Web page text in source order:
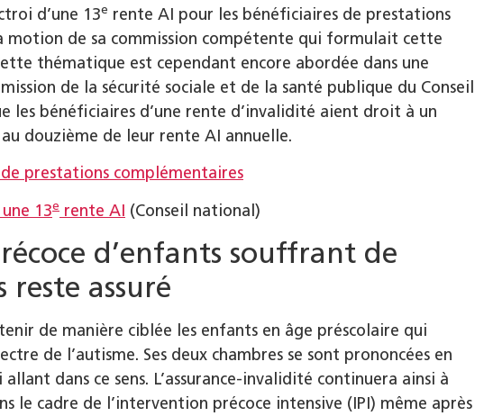
d’une 13e rente AI pour les bénéficiaires de prestations
motion de sa commission compétente qui formulait cette
thématique est cependant encore abordée dans une
de la sécurité sociale et de la santé publique du Conseil
les bénéficiaires d’une rente d’invalidité aient droit à un
douzième de leur rente AI annuelle.
prestations complémentaires
13e rente AI (Conseil national)
d’enfants souffrant de
assuré
de manière ciblée les enfants en âge préscolaire qui
de l’autisme. Ses deux chambres se sont prononcées en
dans ce sens. L’assurance-invalidité continuera ainsi à
le cadre de l’intervention précoce intensive (IPI) même après